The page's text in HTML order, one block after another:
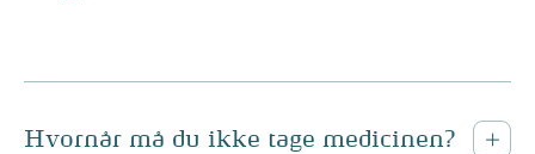
Hvornår må du ikke tage medicinen?